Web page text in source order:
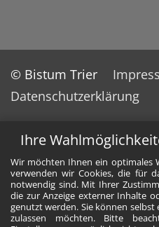
Ihre
Wir möchten Ihnen ein optimales
verwenden wir Cookies, die für
notwendig sind. Mit Ihrer
die zur Anzeige externer Inhalte
genutzt werden. Sie können selbst
zulassen möchten. Bitte
© Bistum Trier
Datenschutzerklärung